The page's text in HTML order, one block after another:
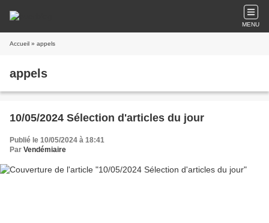
MENU
Accueil » appels
appels
10/05/2024 Sélection d'articles du jour
Publié le 10/05/2024 à 18:41
Par Vendémiaire